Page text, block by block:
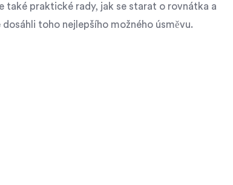
také praktické rady, jak se starat o rovnátka a
toho nejlepšího možného úsměvu.